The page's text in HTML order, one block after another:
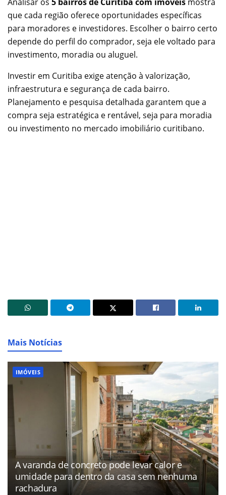
que cada região oferece oportunidades específicas
para moradores e investidores. Escolher o bairro certo
depende do perfil do comprador, seja ele voltado para
investimento, moradia ou aluguel.
Investir em Curitiba exige atenção à valorização,
infraestrutura e segurança de cada bairro.
Planejamento e pesquisa detalhada garantem que a
compra seja estratégica e rentável, seja para moradia
ou investimento no mercado imobiliário curitibano.
Mais Notícias
IMÓVEIS
A varanda de concreto pode levar calor e
umidade para dentro da casa sem nenhuma
rachadura